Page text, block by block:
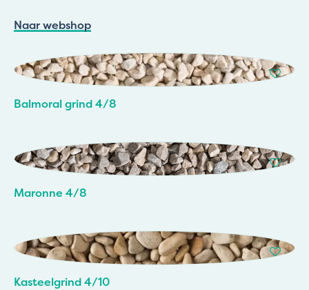
Naar webshop
Balmoral grind 4/8
Maronne 4/8
Kasteelgrind 4/10